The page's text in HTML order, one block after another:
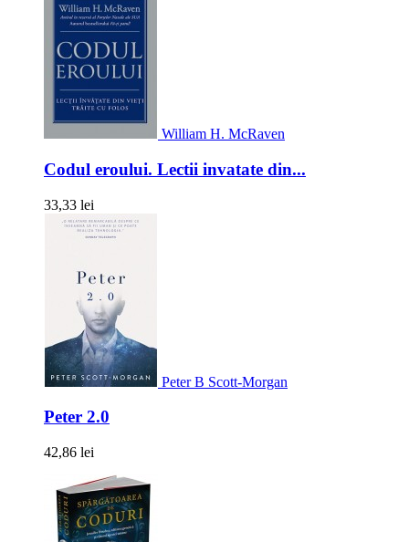
William H. McRaven
Codul eroului. Lectii invatate din...
33,33 lei
Peter B Scott-Morgan
Peter 2.0
42,86 lei